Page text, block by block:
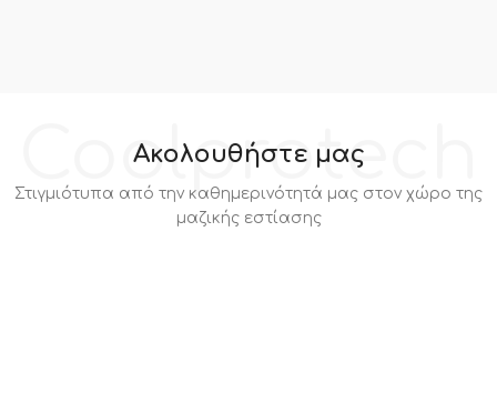
Coolprotech
Ακολουθήστε μας
Στιγμιότυπα από την καθημερινότητά μας στον χώρο της
μαζικής εστίασης